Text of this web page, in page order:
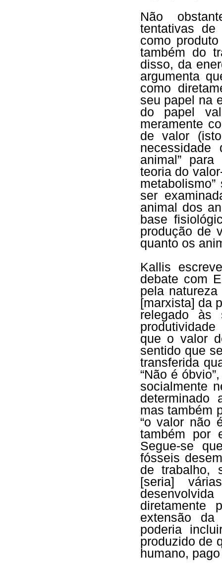
Não
tentativas de
como
também do
disso, da
argumenta
como
seu papel na
do papel
meramente
de valor
animal”
teoria do
ser
animal dos
base
produção de
quanto os
Kallis
debate com
pela
[marxista] da
relegado às
que o valor
sentido que
transferida
“Não é
socialmente
determinado
mas também
“o valor não
também por
Segue-se
fósseis
de trabalho,
[seria]
diretamente
extensão da
poderia
produzido de
humano,